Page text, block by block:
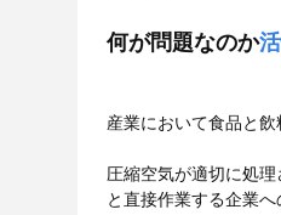
何が問題なのか
産業において食品と飲
圧縮空気が適切に処
と直接作業する企業